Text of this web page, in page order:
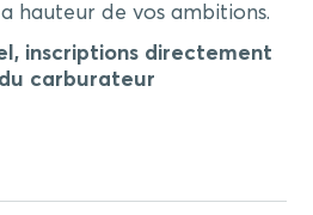
hauteur de vos ambitions.
inscriptions directement
carburateur